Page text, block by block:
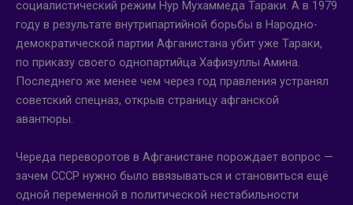
социалистический режим Нур Мухаммеда Тараки. А в 1979
году в результате внутрипартийной борьбы в Народно-
демократической партии Афганистана убит уже Тараки,
по приказу своего однопартийца Хафизуллы Амина.
Последнего же менее чем через год правления устранял
советский спецназ, открыв страницу афганской
авантюры.
Череда переворотов в Афганистане порождает вопрос —
зачем СССР нужно было ввязываться и становиться ещё
одной переменной в политической нестабильности